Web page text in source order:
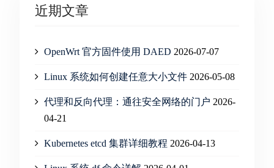
近期文章
OpenWrt 官方固件使用 DAED 2026-07-07
Linux 系统如何创建任意大小文件 2026-05-08
代理和反向代理：通往安全网络的门户 2026-
04-21
Kubernetes etcd 集群详细教程 2026-04-13